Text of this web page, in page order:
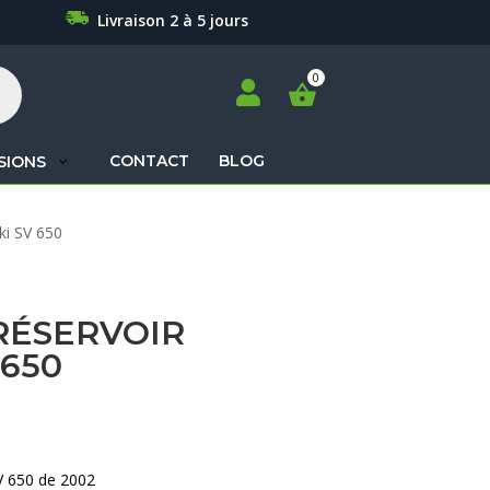
Livraison 2 à 5 jours

CONTACT BLOG
SV 650
650 de 2002